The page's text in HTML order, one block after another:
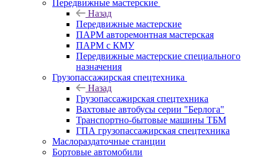
Передвижные мастерские
Назад
Передвижные мастерские
ПАРМ авторемонтная мастерская
ПАРМ с КМУ
Передвижные мастерские специального
назначения
Грузопассажирская спецтехника
Назад
Грузопассажирская спецтехника
Вахтовые автобусы серии "Берлога"
Транспортно-бытовые машины ТБМ
ГПА грузопассажирская спецтехника
Маслораздаточные станции
Бортовые автомобили